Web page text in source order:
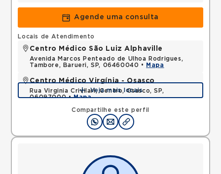
Agende uma consulta
Compartilhe este perfil
Locais de Atendimento
Centro Médico São Luiz Alphaville
Avenida Marcos Penteado de Ulhoa Rodrigues,
Tambore, Barueri, SP, 06460040 •
Mapa
Centro Médico Virgínia - Osasco
Rua Virginia Crivilari, Centro, Osasco, SP,
06097000 •Mapa
Veja mais locais